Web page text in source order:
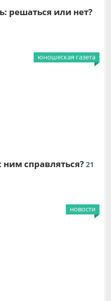
решаться или нет?
юношеская газета
ним справляться? 21
новости